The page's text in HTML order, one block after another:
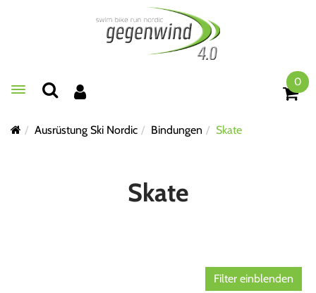
Toggle navigation
0
Ausrüstung Ski Nordic Bindungen Skate
Skate
Filter einblenden